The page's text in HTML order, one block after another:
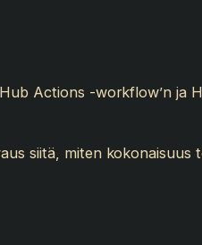
Actions -workflow’n ja
siitä, miten kokonaisuus